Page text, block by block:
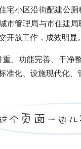
小区沿街配建公厕
市管理局与市住建
开放工作，成效明显
功能完善、干净
准化、设施现代化